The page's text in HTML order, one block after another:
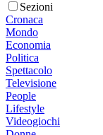
Sezioni
Cronaca
Mondo
Economia
Politica
Spettacolo
Televisione
People
Lifestyle
Videogiochi